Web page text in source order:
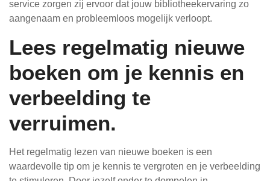
service zorgen zij ervoor dat jouw bibliotheekervaring zo
aangenaam en probleemloos mogelijk verloopt.
Lees regelmatig nieuwe
boeken om je kennis en
verbeelding te
verruimen.
Het regelmatig lezen van nieuwe boeken is een
waardevolle tip om je kennis te vergroten en je verbeelding